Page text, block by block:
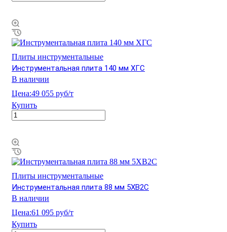
Плиты инструментальные
Инструментальная плита 140 мм ХГС
В наличии
Цена:49 055 руб/т
Купить
Плиты инструментальные
Инструментальная плита 88 мм 5ХВ2С
В наличии
Цена:61 095 руб/т
Купить